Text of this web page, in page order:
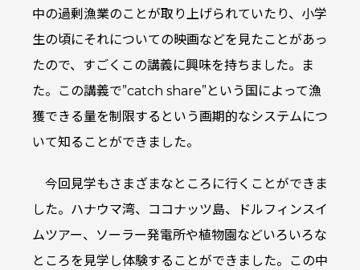
中の過剰漁業のことが取り上げられていたり、小学
生の頃にそれについての映画などを見たことがあっ
たので、すごくこの講義に興味を持ちました。ま
た。この講義で”catch share”という国によって漁
獲できる量を制限するという画期的なシステムにつ
いて知ることができました。
今回見学もさまざまなところに行くことができま
した。ハナウマ湾、ココナッツ島、ドルフィンスイ
ムツアー、ソーラー発電所や植物園などいろいろな
ところを見学し体験することができました。この中